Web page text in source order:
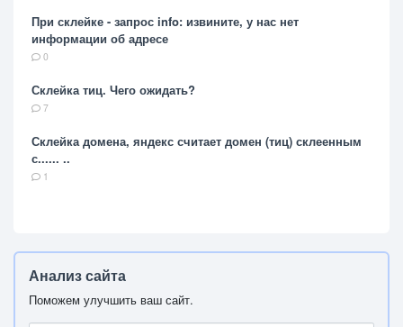
При склейке - запрос info: извините, у нас нет
информации об адресе
0
Склейка тиц. Чего ожидать?
7
Склейка домена, яндекс считает домен (тиц) склеенным
с...... ..
1
Анализ сайта
Поможем улучшить ваш сайт.